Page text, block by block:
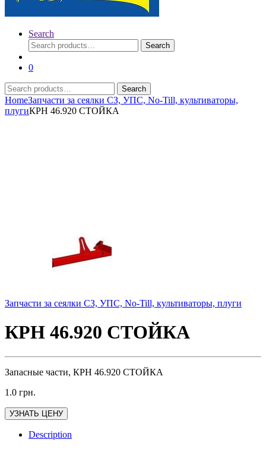
Search
Search
for:
Search
0
Search
for:
Search
HomeЗапчасти за сеялки СЗ, УПС, No-Till, культиваторы,
плугиКРН 46.920 СТОЙКА
Запчасти за сеялки СЗ, УПС, No-Till, культиваторы, плуги
КРН 46.920 СТОЙКА
Запасные части, КРН 46.920 СТОЙКА
1.0 грн.
УЗНАТЬ ЦЕНУ
Description